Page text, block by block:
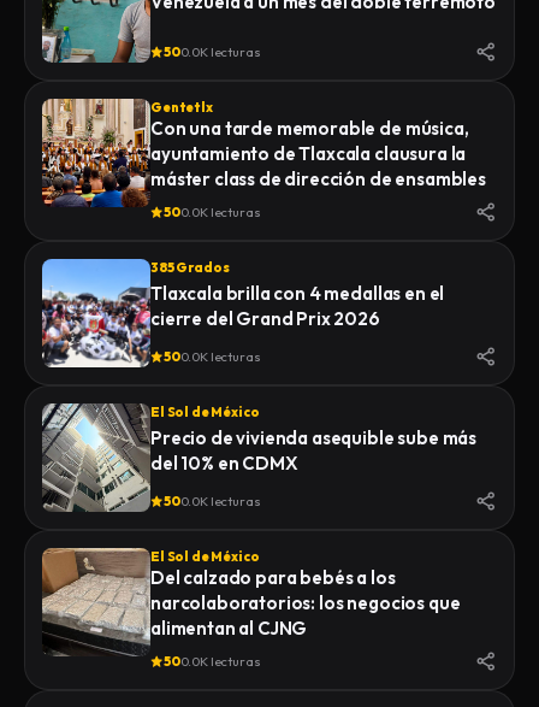
500.0K lecturas
Gentetlx
Con una tarde memorable de música,
ayuntamiento de Tlaxcala clausura la
máster class de dirección de ensambles
500.0K lecturas
385 Grados
Tlaxcala brilla con 4 medallas en el
cierre del Grand Prix 2026
500.0K lecturas
El Sol de México
Precio de vivienda asequible sube más
del 10% en CDMX
500.0K lecturas
El Sol de México
Del calzado para bebés a los
narcolaboratorios: los negocios que
alimentan al CJNG
500.0K lecturas